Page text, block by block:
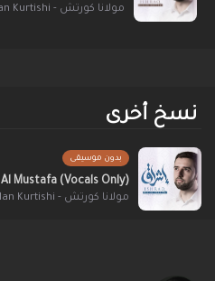
مولانا كورتش - Mevlan Kurtishi
نسخ أخرى
بدون موسيقى
Al Mustafa (Vocals Only)
مولانا كورتش - Mevlan Kurtishi